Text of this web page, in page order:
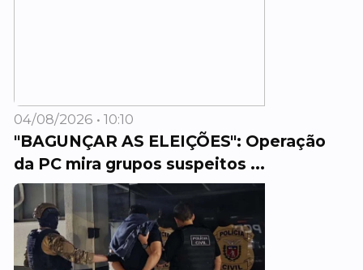
04/08/2026 • 10:10
"BAGUNÇAR AS ELEIÇÕES": Operação
da PC mira grupos suspeitos ...